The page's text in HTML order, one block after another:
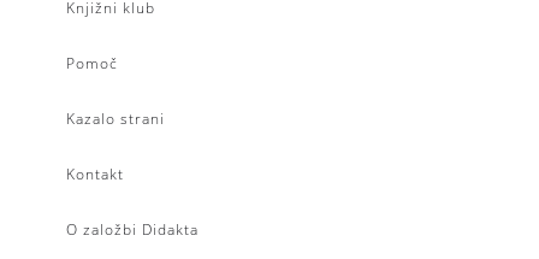
Knjižni klub
Pomoč
Kazalo strani
Kontakt
O založbi Didakta